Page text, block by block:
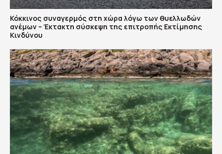
Κόκκινος συναγερμός στη χώρα λόγω των θυελλωδών
ανέμων – Έκτακτη σύσκεψη της επιτροπής Εκτίμησης
Κινδύνου